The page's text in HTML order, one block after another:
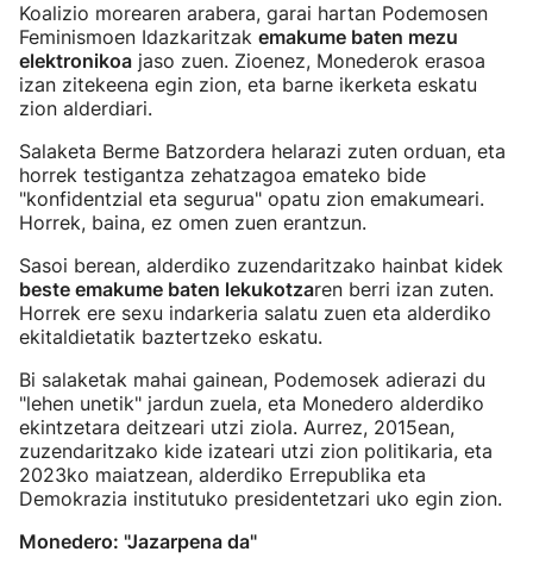
Koalizio morearen arabera, garai hartan Podemosen
Feminismoen Idazkaritzak emakume baten mezu
elektronikoa jaso zuen. Zioenez, Monederok erasoa
izan zitekeena egin zion, eta barne ikerketa eskatu
zion alderdiari.
Salaketa Berme Batzordera helarazi zuten orduan, eta
horrek testigantza zehatzagoa emateko bide
"konfidentzial eta segurua" opatu zion emakumeari.
Horrek, baina, ez omen zuen erantzun.
Sasoi berean, alderdiko zuzendaritzako hainbat kidek
beste emakume baten lekukotzaren berri izan zuten.
Horrek ere sexu indarkeria salatu zuen eta alderdiko
ekitaldietatik baztertzeko eskatu.
Bi salaketak mahai gainean, Podemosek adierazi du
"lehen unetik" jardun zuela, eta Monedero alderdiko
ekintzetara deitzeari utzi ziola. Aurrez, 2015ean,
zuzendaritzako kide izateari utzi zion politikaria, eta
2023ko maiatzean, alderdiko Errepublika eta
Demokrazia institutuko presidentetzari uko egin zion.
Monedero: "Jazarpena da"